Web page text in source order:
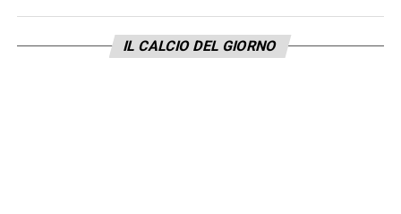
IL CALCIO DEL GIORNO